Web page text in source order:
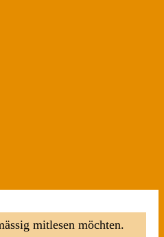
mitlesen möchten.